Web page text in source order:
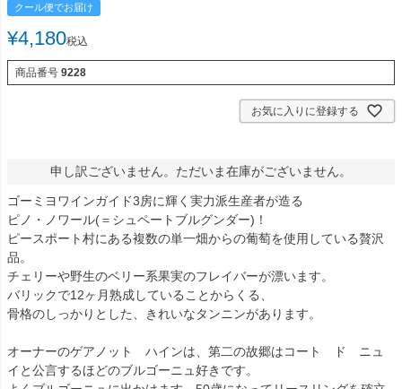
クール便でお届け
¥4,180税込
商品番号 9228
お気に入りに登録する
申し訳ございません。ただいま在庫がございません。
ゴーミヨワインガイド3房に輝く実力派生産者が造る
ピノ・ノワール(＝シュペートブルグンダー)！
ピースポート村にある複数の単一畑からの葡萄を使用している贅沢
品。
チェリーや野生のベリー系果実のフレイバーが漂います。
バリックで12ヶ月熟成していることからくる、
骨格のしっかりとした、きれいなタンニンがあります。
オーナーのゲアノット ハインは、第二の故郷はコート ド ニュ
イと公言するほどのブルゴーニュ好きです。